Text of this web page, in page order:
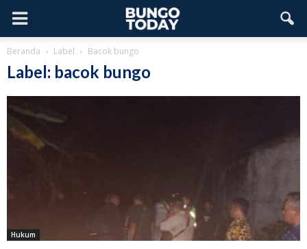
Beranda Label Bacok bungo
Label: bacok bungo
Hukum